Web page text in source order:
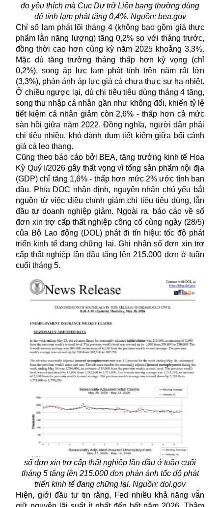
đo yêu thích mà Cục Dự trữ Liên bang thường dùng
để tính lạm phát tăng 0,4%. Nguồn: bea.gov
Chỉ số lạm phátlõi tháng 4 (không bao gồm giá thực
phẩm lẫn năng lượng) tăng 0,2% so với tháng trước,
đồng thời cao hơn cùng kỳ năm 2025 khoảng 3,3%.
Mặc dù tăng trưởng tháng thấp hơn kỳ vọng (chỉ
0,2%), song áp lực lạm phát tính trên năm rất lớn
(3,3%), phản ánh áp lực giá cả chưa thực sự hạ nhiệt.
Ở chiều ngược lại, dù chi tiêu tiêu dùng tháng 4 tăng,
song thu nhập cá nhân gần như không đổi, khiến tỷ lệ
tiết kiệm cá nhân giảm còn 2,6% - thấp hơn cả mức
sàn hồi giữa năm 2022. Đồng nghĩa, người dân phải
chi tiêu nhiều, khó dành dụm tiết kiệm giữa bối cảnh
giá cả leo thang.
Cũng theo báo cáo bởi BEA, tăng trưởng kinh tế Hoa
Kỳ Quý I/2026 gây thất vọng vì tổng sản phẩm nội địa
(GDP) chỉ tăng 1,6% - thấp hơn mức 2% ước tính ban
đầu. Phía DOC nhận định, nguyên nhân chủ yếu bắt
nguồn từ việc điều chỉnh giảm chi tiêu tiêu dùng, lẫn
đầu tư doanh nghiệp giảm. Ngoài ra, báo cáo về số
đơn xin trợ cấp thất nghiệp công cố cùng ngày (28/5)
của Bộ Lao động (DOL) phát đi tín hiệu: tốc độ phát
triển kinh tế đang chững lại. Ghi nhận số đơn xin trợ
cấp thất nghiệp lần đầu tăng lên 215.000 đơn ở tuần
cuối tháng 5.
số đơn xin trợ cấp thất nghiệp lần đầu ở tuần cuối
tháng 5 tăng lên 215.000 đơn phản ánh tốc độ phát
triển kinh tế đang chững lại. Nguồn: dol.gov
Hiện, giới đầu tư tin rằng, Fed nhiều khả năng vẫn